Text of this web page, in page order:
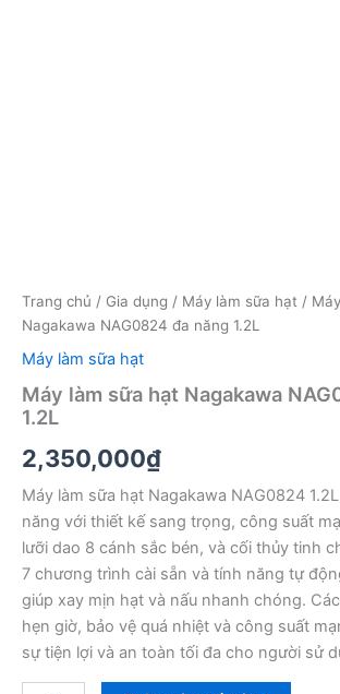
Trang chủ / Gia dụng / Máy làm sữa hạt /
Nagakawa NAG0824 đa năng 1.2L
Máy làm sữa hạt
Máy làm sữa hạt Nagakawa
1.2L
2,350,000₫
Máy làm sữa hạt Nagakawa NAG0824
năng với thiết kế sang trọng, công suất
lưỡi dao 8 cánh sắc bén, và cối thủy tinh
7 chương trình cài sẵn và tính năng tự
giúp xay mịn hạt và nấu nhanh chóng.
hẹn giờ, bảo vệ quá nhiệt và công suất
sự tiện lợi và an toàn tối đa cho người sử